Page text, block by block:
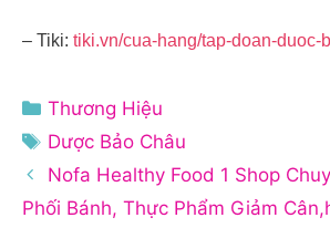
– Tiki: tiki.vn/cua-hang/tap-doan-duoc-
Danh
mục
Thương Hiệu
Thẻ
Dược Bảo Châu
Nofa Healthy Food 1 Shop
Phối Bánh, Thực Phẩm Giảm